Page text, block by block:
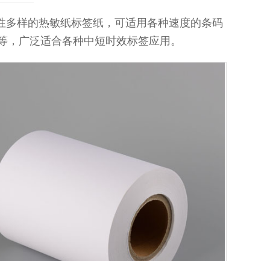
样的热敏纸标签纸，可适用各种速度的条码
广泛适合各种中短时效标签应用。